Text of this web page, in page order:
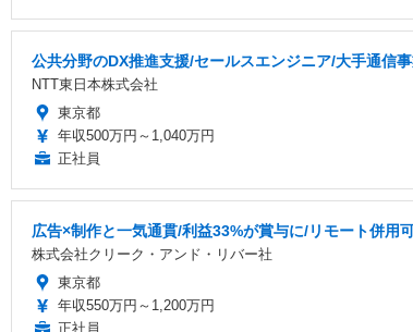
公共分野のDX推進支援/セールスエンジニア/大手通信
NTT東日本株式会社
東京都
年収500万円～1,040万円
正社員
広告×制作と一気通貫/利益33%が賞与に/リモート併用
株式会社クリーク・アンド・リバー社
東京都
年収550万円～1,200万円
正社員